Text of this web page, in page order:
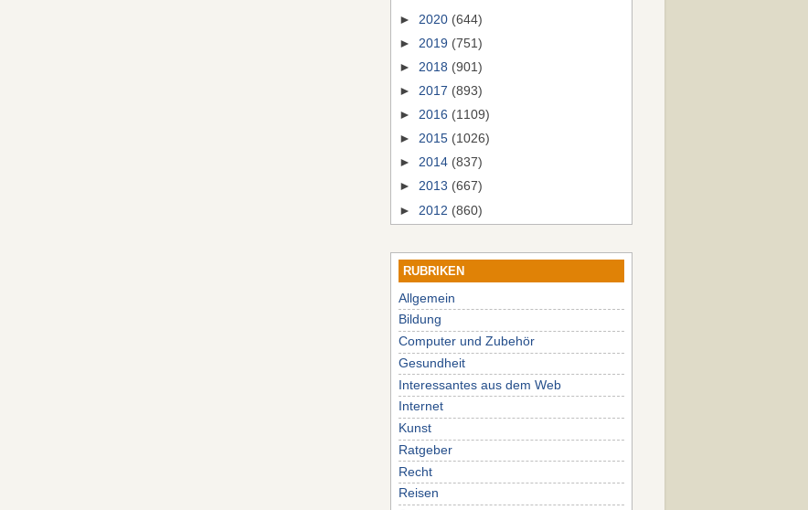
► 2020 (644)
► 2019 (751)
► 2018 (901)
► 2017 (893)
► 2016 (1109)
► 2015 (1026)
► 2014 (837)
► 2013 (667)
► 2012 (860)
RUBRIKEN
Allgemein
Bildung
Computer und Zubehör
Gesundheit
Interessantes aus dem Web
Internet
Kunst
Ratgeber
Recht
Reisen